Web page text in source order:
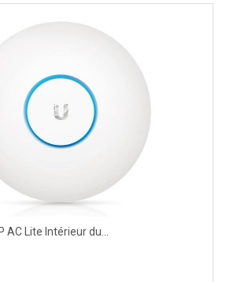
AC Lite Intérieur du...